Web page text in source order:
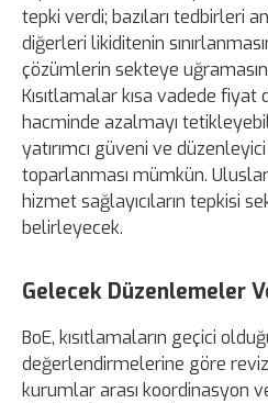
tepki verdi; bazıları tedbirleri
diğerleri likiditenin
çözümlerin sekteye
Kısıtlamalar kısa vadede
hacminde azalmayı
yatırımcı güveni ve
toparlanması mümkün.
hizmet sağlayıcıların tepkisi
belirleyecek.
Gelecek Düzenlemeler
BoE, kısıtlamaların geçici
değerlendirmelerine göre
kurumlar arası koordinasyon